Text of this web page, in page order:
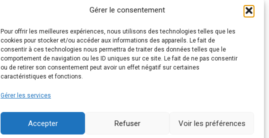
Gérer le consentement
Pour offrir les meilleures expériences, nous utilisons des technologies telles que les
cookies pour stocker et/ou accéder aux informations des appareils. Le fait de
consentir à ces technologies nous permettra de traiter des données telles que le
comportement de navigation ou les ID uniques sur ce site. Le fait de ne pas consentir
ou de retirer son consentement peut avoir un effet négatif sur certaines
caractéristiques et fonctions.
Gérer les services
Accepter Refuser Voir les préférences
CONTACT
ANNONCEURS
CONDITIONS GÉNÉRALES D’UTILISATION
POLITIQUE DE CONFIDENTIALITÉ ET PROTECTION DES
PARTENAIRES
DROIT DE RÉTRACTATION